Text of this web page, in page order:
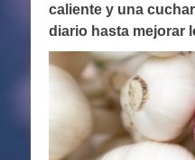
caliente y una
diario hasta mejorar